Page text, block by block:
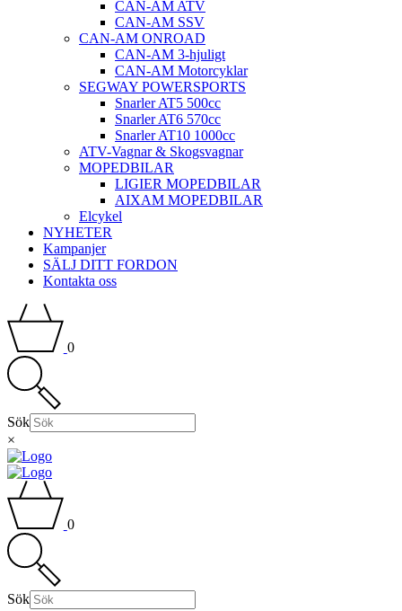
CAN-AM ATV
CAN-AM SSV
CAN-AM ONROAD
CAN-AM 3-hjuligt
CAN-AM Motorcyklar
SEGWAY POWERSPORTS
Snarler AT5 500cc
Snarler AT6 570cc
Snarler AT10 1000cc
ATV-Vagnar & Skogsvagnar
MOPEDBILAR
LIGIER MOPEDBILAR
AIXAM MOPEDBILAR
Elcykel
NYHETER
Kampanjer
SÄLJ DITT FORDON
Kontakta oss
0
Sök
×
0
Sök